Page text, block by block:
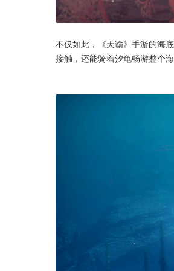
不仅如此，《天谕》手游的海
接触，还能骑着汐龟畅游整个